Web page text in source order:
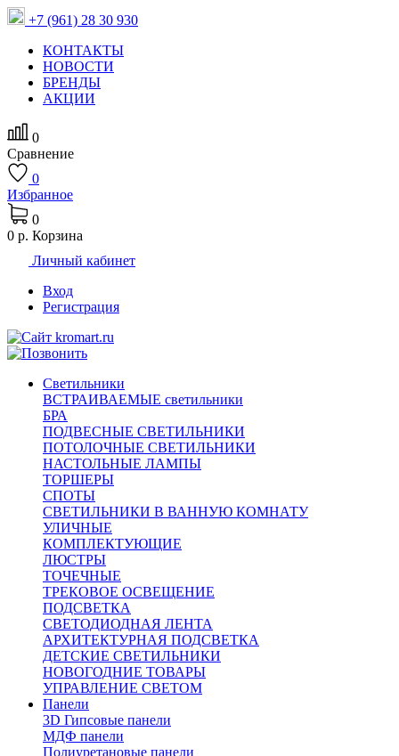
+7 (961) 28 30 930
КОНТАКТЫ
НОВОСТИ
БРЕНДЫ
АКЦИИ
0
Сравнение
0
Избранное
0
0 р. Корзина
Личный кабинет
Вход
Регистрация
Светильники
ВСТРАИВАЕМЫЕ светильники
БРА
ПОДВЕСНЫЕ СВЕТИЛЬНИКИ
ПОТОЛОЧНЫЕ СВЕТИЛЬНИКИ
НАСТОЛЬНЫЕ ЛАМПЫ
ТОРШЕРЫ
СПОТЫ
СВЕТИЛЬНИКИ В ВАННУЮ КОМНАТУ
УЛИЧНЫЕ
КОМПЛЕКТУЮЩИЕ
ЛЮСТРЫ
ТОЧЕЧНЫЕ
ТРЕКОВОЕ ОСВЕЩЕНИЕ
ПОДСВЕТКА
СВЕТОДИОДНАЯ ЛЕНТА
АРХИТЕКТУРНАЯ ПОДСВЕТКА
ДЕТСКИЕ СВЕТИЛЬНИКИ
НОВОГОДНИЕ ТОВАРЫ
УПРАВЛЕНИЕ СВЕТОМ
Панели
3D Гипсовые панели
МДФ панели
Полиуретановые панели